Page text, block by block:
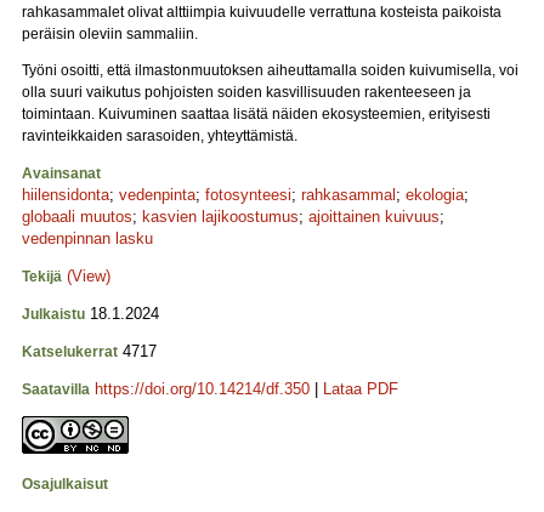
rahkasammalet olivat alttiimpia kuivuudelle verrattuna kosteista paikoista
peräisin oleviin sammaliin.
Työni osoitti, että ilmastonmuutoksen aiheuttamalla soiden kuivumisella, voi
olla suuri vaikutus pohjoisten soiden kasvillisuuden rakenteeseen ja
toimintaan. Kuivuminen saattaa lisätä näiden ekosysteemien, erityisesti
ravinteikkaiden sarasoiden, yhteyttämistä.
Avainsanat
hiilensidonta; vedenpinta; fotosynteesi; rahkasammal ; ekologia;
globaali muutos; kasvien lajikoostumus; ajoittainen kuivuus;
vedenpinnan lasku
Tekijä (View)
Julkaistu 18.1.2024
Katselukerrat 4717
Saatavilla https://doi.org/10.14214/df.350 Lataa PDF
Osajulkaisut